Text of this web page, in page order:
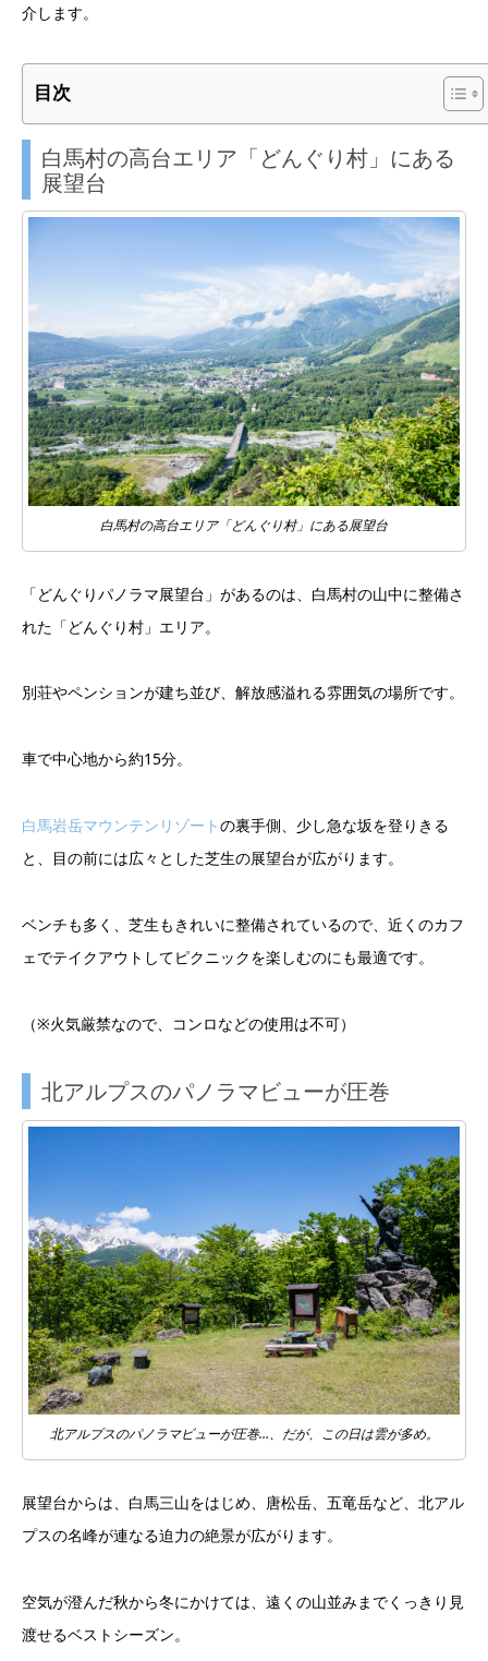
介します。
目次
白馬村の高台エリア「どんぐり村」にある
展望台
白馬村の高台エリア「どんぐり村」にある展望台
「どんぐりパノラマ展望台」があるのは、白馬村の山中に整備さ
れた「どんぐり村」エリア。
別荘やペンションが建ち並び、解放感溢れる雰囲気の場所です。
車で中心地から約15分。
白馬岩岳マウンテンリゾートの裏手側、少し急な坂を登りきる
と、目の前には広々とした芝生の展望台が広がります。
ベンチも多く、芝生もきれいに整備されているので、近くのカフ
ェでテイクアウトしてピクニックを楽しむのにも最適です。
（※火気厳禁なので、コンロなどの使用は不可）
北アルプスのパノラマビューが圧巻
北アルプスのパノラマビューが圧巻…、だが、この日は雲が多め。
展望台からは、白馬三山をはじめ、唐松岳、五竜岳など、北アル
プスの名峰が連なる迫力の絶景が広がります。
空気が澄んだ秋から冬にかけては、遠くの山並みまでくっきり見
渡せるベストシーズン。